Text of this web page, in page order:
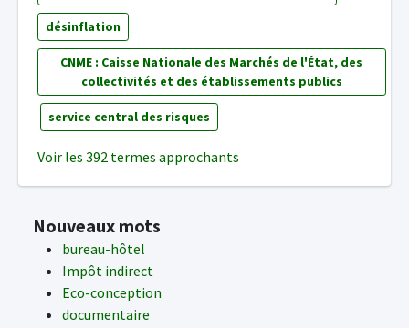
désinflation
CNME : Caisse Nationale des Marchés de l'État, des
collectivités et des établissements publics
service central des risques
Voir les 392 termes approchants
Nouveaux mots
bureau-hôtel
Impôt indirect
Eco-conception
documentaire